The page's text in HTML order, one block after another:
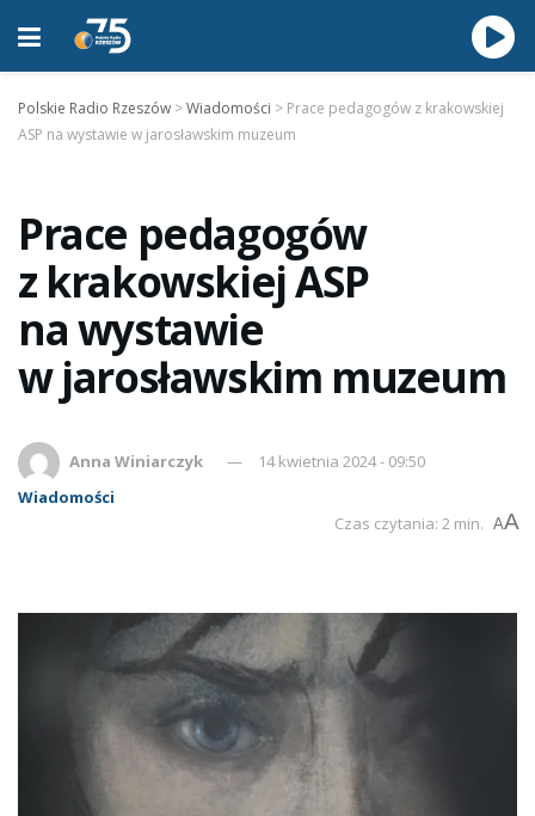
Polskie Radio Rzeszów >Wiadomości > Prace pedagogów z krakowskiej
ASP na wystawie w jarosławskim muzeum
Prace pedagogów
z krakowskiej ASP
na wystawie
w jarosławskim muzeum
Anna Winiarczyk
14 kwietnia 2024 - 09:50
Wiadomości
Czas czytania: 2 min. AA